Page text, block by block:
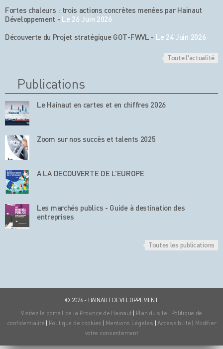
Fortes chaleurs : trois actions concrètes menées par Hainaut
Développement - Le 26 Juin 2026
Découverte du Projet stratégique GOT-FWVL - Le 24 Juin 2026
Toute l'actualité
Publications
Le Hainaut en cartes et en chiffres 2026
Zoom sur nos succès et talents 2025
A LA DECOUVERTE DE L’EUROPE
Les marchés publics - Guide à destination des
entreprises
Toutes les publications
© 2026 - HAINAUT DEVELOPPEMENT
Visitez le portail de la Province de Hainaut | Plan du site | Politique de
confidentialité | Politique de cookies | Mentions Légales | Accessibilité | Modifier
votre consentement